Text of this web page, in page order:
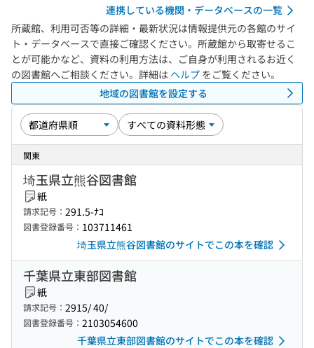
連携している機関・データベースの一覧
所蔵館、利用可否等の詳細・最新状況は情報提供元の各館のサイ
ト・データベースで直接ご確認ください。所蔵館から取寄せるこ
とが可能かなど、資料の利用方法は、ご自身が利用されるお近く
の図書館へご相談ください。詳細は ヘルプ をご覧ください。
地域の図書館を設定する
関東
埼玉県立熊谷図書館
紙
請求記号： 291.5-ﾅｺ
図書登録番号： 103711461
埼玉県立熊谷図書館のサイトでこの本を確認
千葉県立東部図書館
紙
請求記号： 2915/ 40/
図書登録番号： 2103054600
千葉県立東部図書館のサイトでこの本を確認